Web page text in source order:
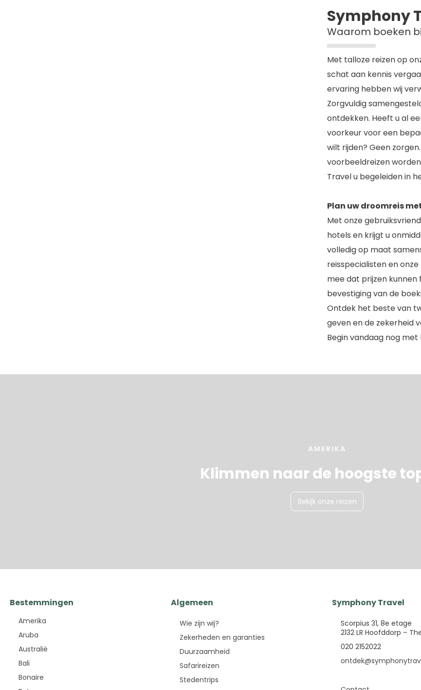
Symphony
Waarom boeken
Met talloze reizen op
schat aan kennis
ervaring hebben wij
Zorgvuldig
ontdekken. Heeft u al
voorkeur voor een
wilt rijden? Geen
voorbeeldreizen
Travel u begeleiden in
Plan uw droomreis
Met onze
hotels en krijgt u
volledig op maat
reisspecialisten en
mee dat prijzen
bevestiging van de
Ontdek het beste van
geven en de zekerheid
Begin vandaag nog
AMERIKA
Klimmen naar de hoogste
Bekijk onze reizen
Bestemmingen
Amerika
Aruba
Australië
Bali
Bonaire
Algemeen
Wie zijn wij?
Zekerheden en garanties
Duurzaamheid
Safarireizen
Stedentrips
Symphony Travel
Scorpius 31, 8e etage
2132 LR Hoofddorp –
020 2152022